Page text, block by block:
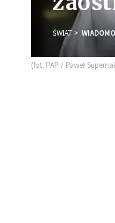
ŚWIAT
(fot. PAP / Paweł